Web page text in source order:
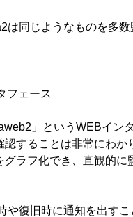
は同じようなものを多
フェース
」というWEBイン
認することは非常にわ
ラフ化でき、直観的に
や復旧時に通知を出す